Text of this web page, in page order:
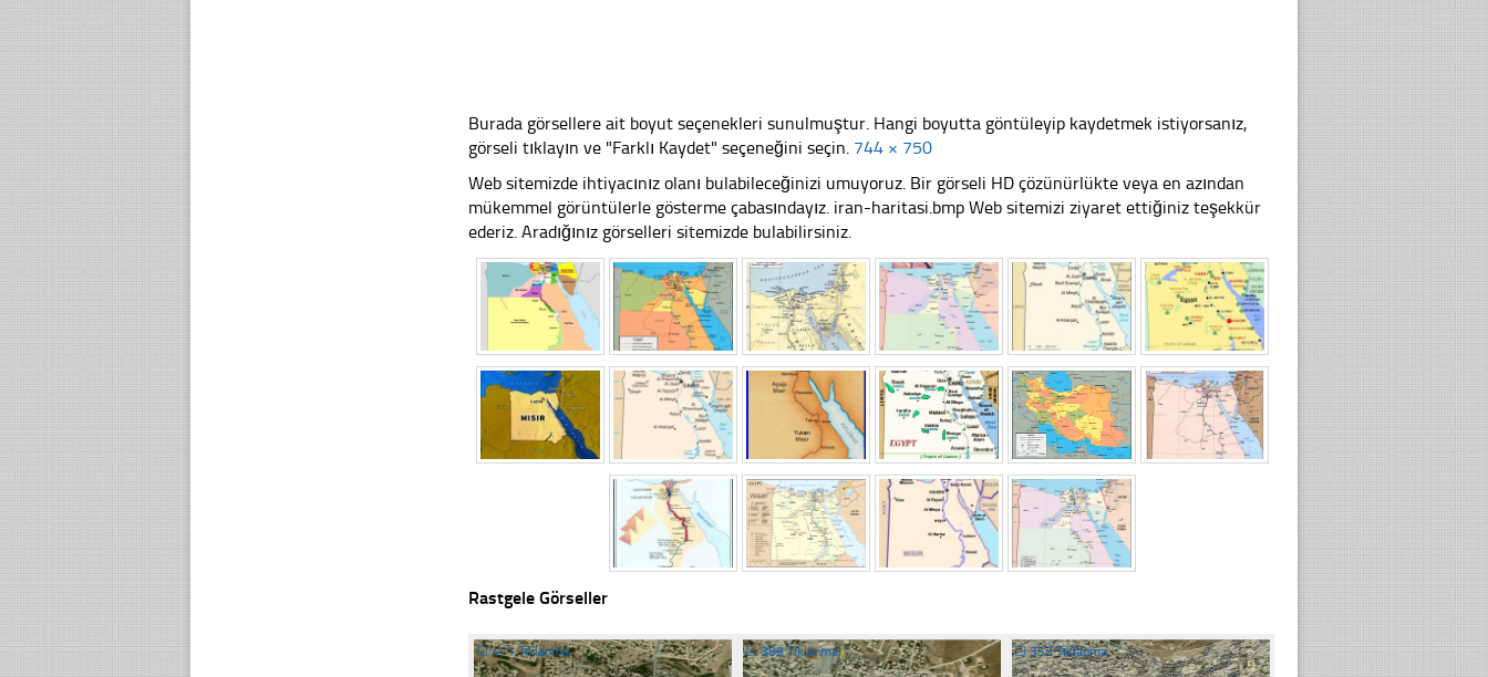
Burada görsellere ait boyut seçenekleri sunulmuştur. Hangi boyutta göntüleyip kaydetmek istiyorsanız,
görseli tıklayın ve "Farklı Kaydet" seçeneğini seçin. 744 × 750
Web sitemizde ihtiyacınız olanı bulabileceğinizi umuyoruz. Bir görseli HD çözünürlükte veya en azından
mükemmel görüntülerle gösterme çabasındayız. iran-haritasi.bmp Web sitemizi ziyaret ettiğiniz teşekkür
ederiz. Aradığınız görselleri sitemizde bulabilirsiniz.
Rastgele Görseller
☐471 Tıklanma ☐389 Tıklanma ☐353 Tıklanma